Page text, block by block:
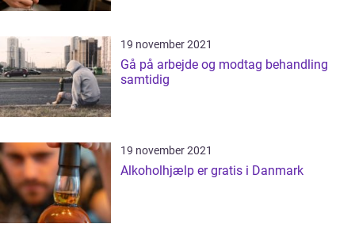
19 november 2021
Gå på arbejde og modtag behandling
samtidig
19 november 2021
Alkoholhjælp er gratis i Danmark